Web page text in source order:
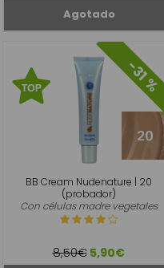
BB Cream Nudenature | 20
(probador)
Con células madre vegetales
-31 %
8,50€ 5,90€